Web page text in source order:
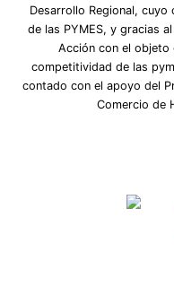
Desarrollo Regional,
de las PYMES, y gracias
Acción con el
competitividad de las
contado con el apoyo del
Comercio de